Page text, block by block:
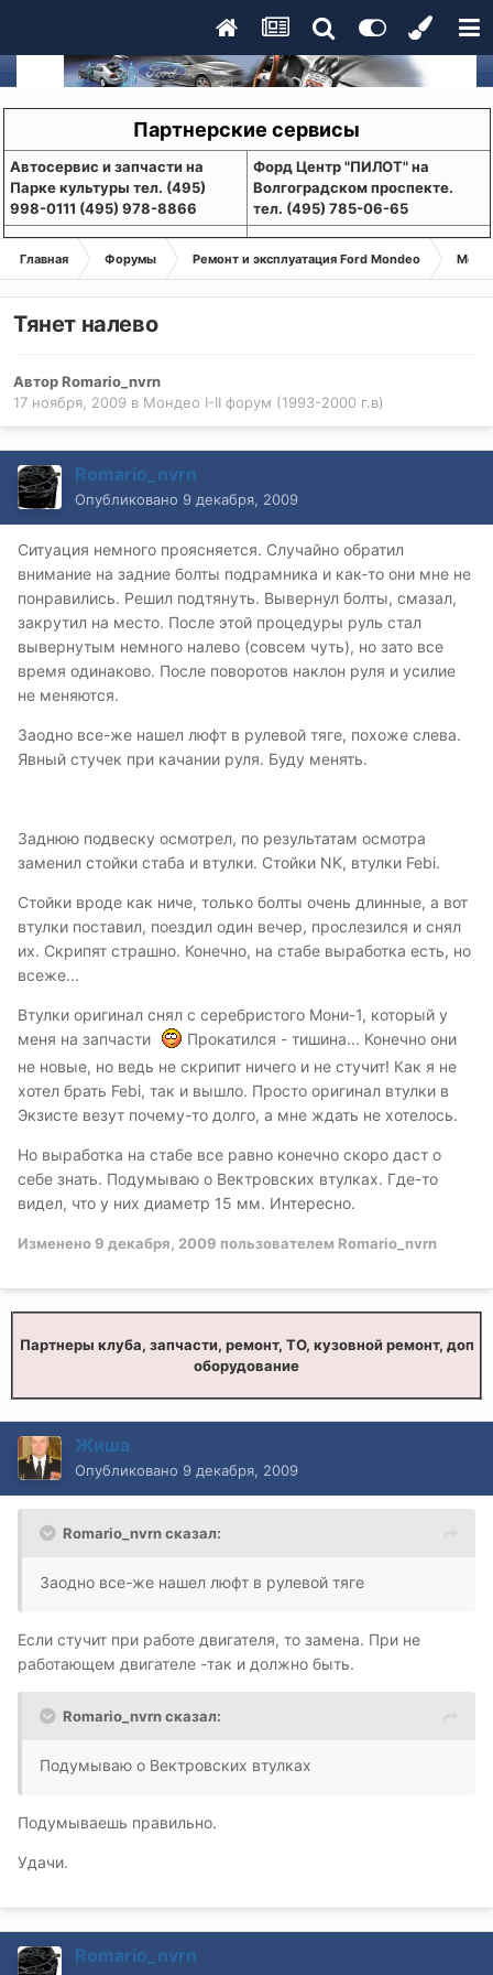
Партнерские сервисы
Aвтосервис и запчасти на
Парке культуры тел. (495)
998-0111 (495) 978-8866
Форд Центр "ПИЛОТ" на
Волгоградском проспекте.
тел. (495) 785-06-65
Главная Форумы Ремонт и эксплуатация Ford Mondeo
Тянет налево
АвторRomario_nvrn
17 ноября, 2009 в Мондео I-II форум (1993-2000 г.в)
Romario_nvrn
Опубликовано 9 декабря, 2009
Ситуация немного проясняется. Случайно обратил
внимание на задние болты подрамника и как-то они мне не
понравились. Решил подтянуть. Вывернул болты, смазал,
закрутил на место. После этой процедуры руль стал
вывернутым немного налево (совсем чуть), но зато все
время одинаково. После поворотов наклон руля и усилие
не меняются.
Заодно все-же нашел люфт в рулевой тяге, похоже слева.
Явный стучек при качании руля. Буду менять.
Заднюю подвеску осмотрел, по результатам осмотра
заменил стойки стаба и втулки. Стойки NK, втулки Febi.
Стойки вроде как ниче, только болты очень длинные, а вот
втулки поставил, поездил один вечер, прослезился и снял
их. Скрипят страшно. Конечно, на стабе выработка есть, но
всеже...
Втулки оригинал снял с серебристого Мони-1, который у
меня на запчасти
Прокатился - тишина... Конечно они
не новые, но ведь не скрипит ничего и не стучит! Как я не
хотел брать Febi, так и вышло. Просто оригинал втулки в
Экзисте везут почему-то долго, а мне ждать не хотелось.
Но выработка на стабе все равно конечно скоро даст о
себе знать. Подумываю о Вектровских втулках. Где-то
видел, что у них диаметр 15 мм. Интересно.
Изменено9 декабря, 2009 пользователем Romario_nvrn
Партнеры клуба, запчасти, ремонт, ТО, кузовной ремонт, доп
оборудование
Жиша
Опубликовано 9 декабря, 2009
Romario_nvrn сказал:
Заодно все-же нашел люфт в рулевой тяге
Если стучит при работе двигателя, то замена. При не
работающем двигателе -так и должно быть.
Romario_nvrn сказал:
Подумываю о Вектровских втулках
Подумываешь правильно.
Удачи.
Romario_nvrn